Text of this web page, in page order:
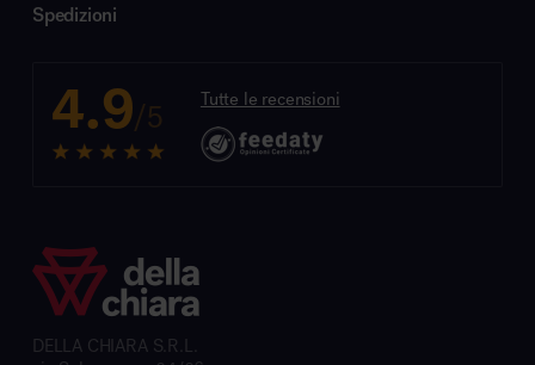
Spedizioni
4.9/5 Tutte le recensioni
DELLA CHIARA S.R.L.